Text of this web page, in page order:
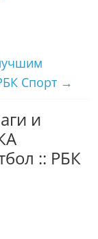
Спорт →
и
:: РБК